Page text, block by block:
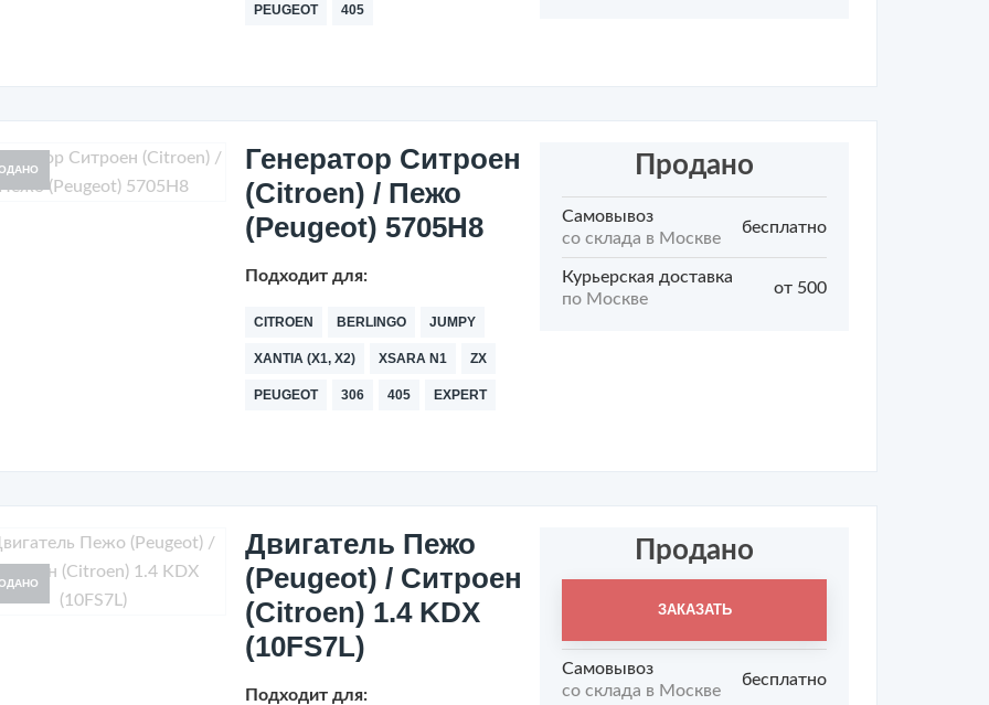
PEUGEOT 405
Генератор Ситроен
(Citroen) / Пежо
(Peugeot) 5705H8
Подходит для:
CITROEN BERLINGO JUMPY
XANTIA (X1, X2) XSARA N1 ZX
PEUGEOT 306 405 EXPERT
Продано
Самовывоз
со склада в Москве
бесплатно
Курьерская доставка
по Москве
от 500
Двигатель Пежо
(Peugeot) / Ситроен
(Citroen) 1.4 KDX
(10FS7L)
Подходит для:
Продано
ЗАКАЗАТЬ
Самовывоз
со склада в Москве
бесплатно